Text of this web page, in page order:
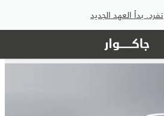
تفرد. بدأ العهد الجديد